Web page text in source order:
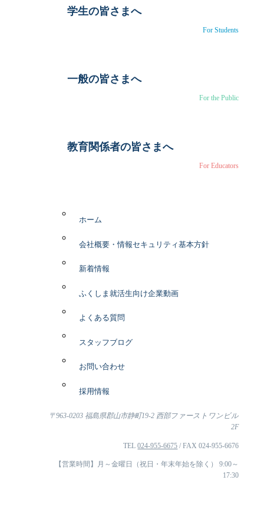
学生の皆さまへ
For Students
一般の皆さまへ
For the Public
教育関係者の皆さまへ
For Educators
ホーム
会社概要・情報セキュリティ基本方針
新着情報
ふくしま就活生向け企業動画
よくある質問
スタッフブログ
お問い合わせ
採用情報
〒963-0203 福島県郡山市静町19-2 西部ファーストワンビル
2F
TEL024-955-6675 / FAX 024-955-6676
【営業時間】月～金曜日（祝日・年末年始を除く） 9:00～
17:30